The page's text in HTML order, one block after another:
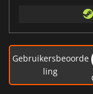
Gebruikersbeoorde
ling